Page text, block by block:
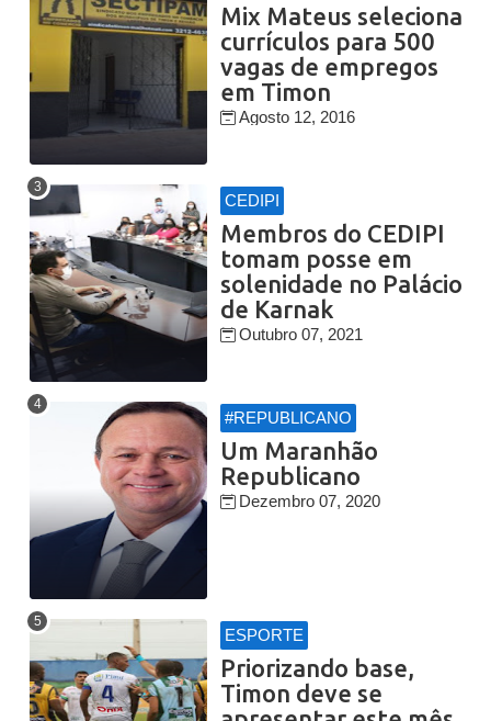
Mix Mateus seleciona
currículos para 500
vagas de empregos
em Timon
Agosto 12, 2016
CEDIPI
Membros do CEDIPI
tomam posse em
solenidade no Palácio
de Karnak
Outubro 07, 2021
#REPUBLICANO
Um Maranhão
Republicano
Dezembro 07, 2020
ESPORTE
Priorizando base,
Timon deve se